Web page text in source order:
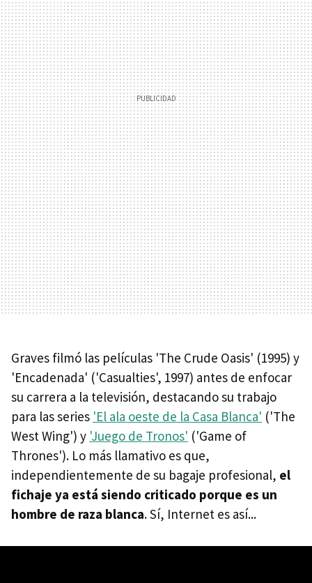
Graves filmó las películas 'The Crude Oasis' (1995) y
'Encadenada' ('Casualties', 1997) antes de enfocar
su carrera a la televisión, destacando su trabajo
para las series 'El ala oeste de la Casa Blanca' ('The
West Wing') y 'Juego de Tronos' ('Game of
Thrones'). Lo más llamativo es que,
independientemente de su bagaje profesional, el
fichaje ya está siendo criticado porque es un
hombre de raza blanca. Sí, Internet es así...